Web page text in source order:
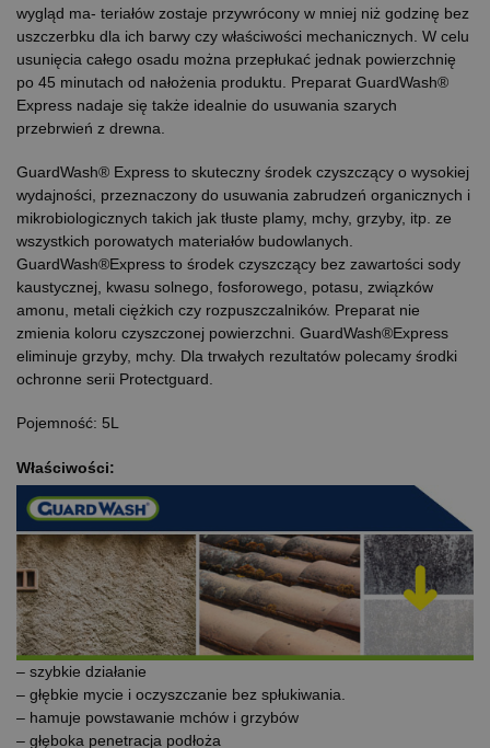
wygląd ma- teriałów zostaje przywrócony w mniej niż godzinę bez
uszczerbku dla ich barwy czy właściwości mechanicznych. W celu
usunięcia całego osadu można przepłukać jednak powierzchnię
po 45 minutach od nałożenia produktu. Preparat GuardWash®
Express nadaje się także idealnie do usuwania szarych
przebrwień z drewna.
GuardWash® Express to skuteczny środek czyszczący o wysokiej
wydajności, przeznaczony do usuwania zabrudzeń organicznych i
mikrobiologicznych takich jak tłuste plamy, mchy, grzyby, itp. ze
wszystkich porowatych materiałów budowlanych.
GuardWash®Express to środek czyszczący bez zawartości sody
kaustycznej, kwasu solnego, fosforowego, potasu, związków
amonu, metali ciężkich czy rozpuszczalników. Preparat nie
zmienia koloru czyszczonej powierzchni. GuardWash®Express
eliminuje grzyby, mchy. Dla trwałych rezultatów polecamy środki
ochronne serii Protectguard.
Pojemność: 5L
Właściwości:
– szybkie działanie
– głębkie mycie i oczyszczanie bez spłukiwania.
– hamuje powstawanie mchów i grzybów
– głęboka penetracja podłoża